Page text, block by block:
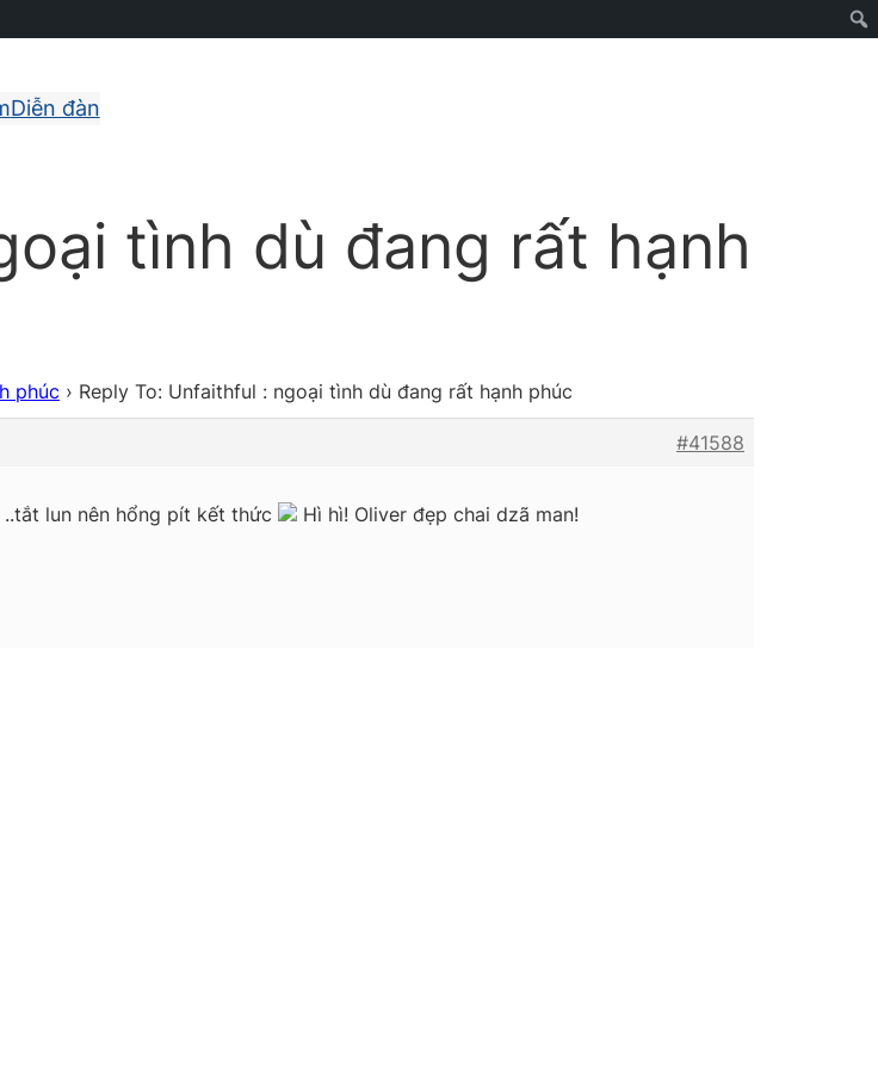
Diễn đàn
tình dù đang rất hạnh
phúc › Reply To: Unfaithful : ngoại tình dù đang rất hạnh phúc
#41588
lun nên hổng pít kết thức Hì hì! Oliver đẹp chai dzã man!